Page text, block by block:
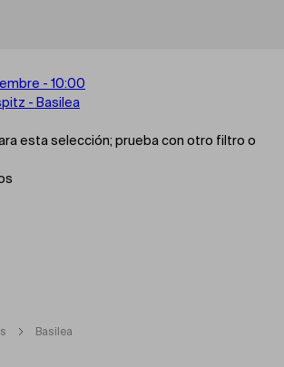
- 10:00
- Basilea
esta selección; prueba con otro filtro o
Basilea